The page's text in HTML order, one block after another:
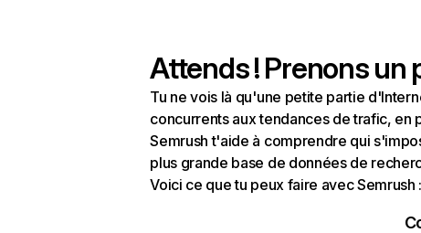
Attends ! Prenons un
Tu ne vois là qu'une petite partie
concurrents aux tendances de trafic, en
Semrush t'aide à comprendre qui
plus grande base de données de
Voici ce que tu peux faire avec Semrush